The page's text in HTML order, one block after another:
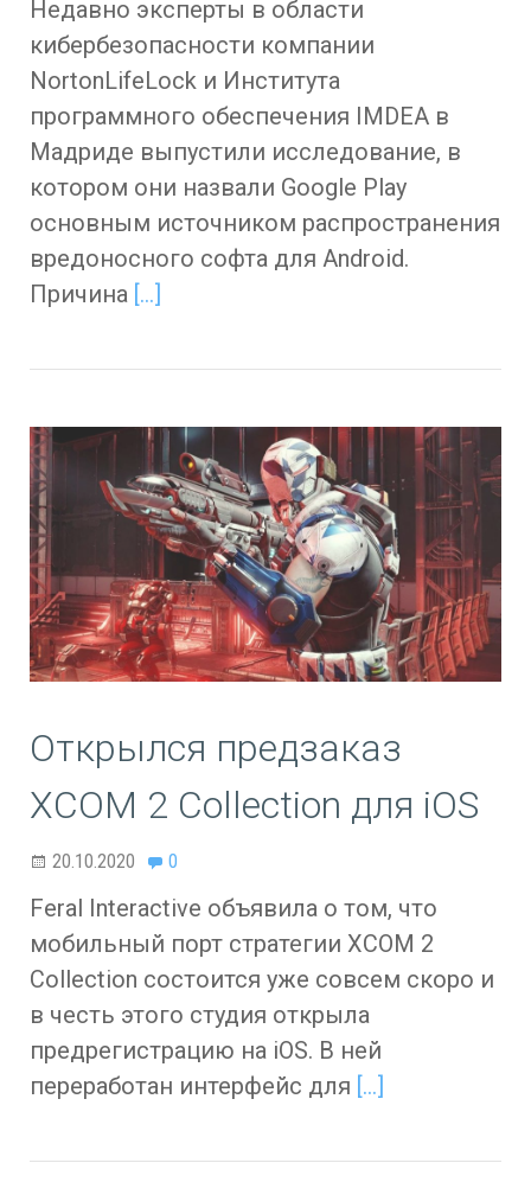
Недавно эксперты в области
кибербезопасности компании
NortonLifeLock и Института
программного обеспечения IMDEA в
Мадриде выпустили исследование, в
котором они назвали Google Play
основным источником распространения
вредоносного софта для Android.
Причина […]
Открылся предзаказ
XCOM 2 Collection для iOS
20.10.2020 0
Feral Interactive объявила о том, что
мобильный порт стратегии XCOM 2
Collection состоится уже совсем скоро и
в честь этого студия открыла
предрегистрацию на iOS. В ней
переработан интерфейс для […]